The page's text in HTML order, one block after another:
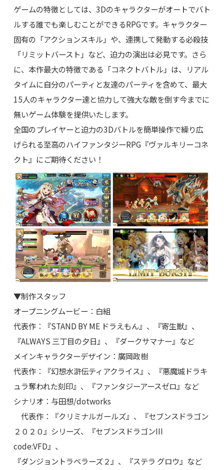
ゲームの特徴としては、3Dのキャラクターがオートでバト
ルする誰でも楽しむことができるRPGです。キャラクター
固有の「アクションスキル」や、連携して発動する必殺技
「リミットバースト」など、迫力の演出は必見です。さら
に、本作最大の特徴である「コネクトバトル」は、リアル
タイムに自分のパーティと友達のパーティを含めて、最大
15人のキャラクター達と協力して強大な敵を倒す今までに
無いゲーム体験を提供いたします。
全国のプレイヤーと迫力の3Dバトルを簡単操作で繰り広
げられる至高のハイファンタジーRPG『ヴァルキリーコネ
クト』にご期待ください！
▼制作スタッフ
オープニングムービー：白組
代表作：『STAND BY ME ドラえもん』、『寄生獣』、
『ALWAYS 三丁目の夕日』、『ダークサマナー』など
メインキャラクターデザイン：廣岡政樹
代表作：『幻想水滸伝ティアクライス』、『悪魔城ドラキ
ュラ奪われた刻印』、『ファンタジーアースゼロ』など
シナリオ：与田想/dotworks
代表作：『クリミナルガールズ』、『セブンスドラゴン
２０２０』シリーズ、『セブンスドラゴンIII
code:VFD』、
『ダンジョントラベラーズ２』、『ステラ グロウ』など